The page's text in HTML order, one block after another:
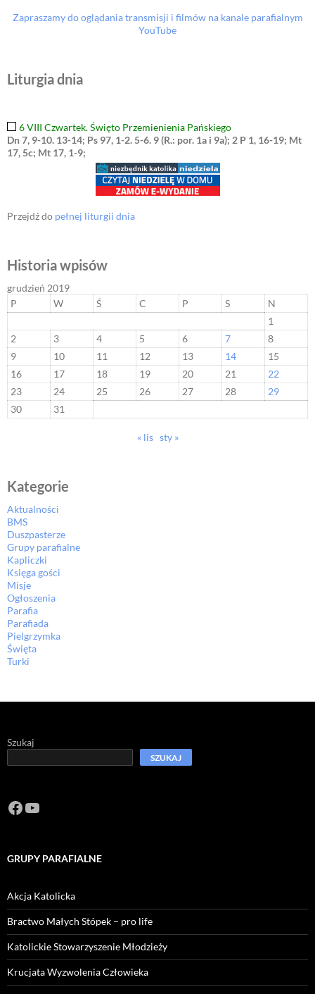
Zapraszamy do oglądania transmisji i filmów na kanale parafialnym
YouTube
Liturgia dnia
6 VIII Czwartek. Święto Przemienienia Pańskiego
Dn 7, 9-10. 13-14; Ps 97, 1-2. 5-6. 9 (R.: por. 1a i 9a); 2 P 1, 16-19; Mt
17, 5c; Mt 17, 1-9;
Przejdź do pełnej liturgii dnia
Historia wpisów
grudzień 2019
P
W Ś C P S
N
1
2
3 4 5 6 7
8
9
10 11 12 13 14
15
16
17 18 19 20 21
22
23
24 25 26 27 28
29
30
31
« lis sty »
Kategorie
Aktualności
BMS
Duszpasterze
Grupy parafialne
Kapliczki
Księga gości
Misje
Ogłoszenia
Parafia
Parafiada
Pielgrzymka
Święta
Turki
Szukaj
SZUKAJ
Facebook
https://www.youtube.com/channel/
GRUPY PARAFIALNE
Akcja Katolicka
Bractwo Małych Stópek – pro life
Katolickie Stowarzyszenie Młodzieży
Krucjata Wyzwolenia Człowieka